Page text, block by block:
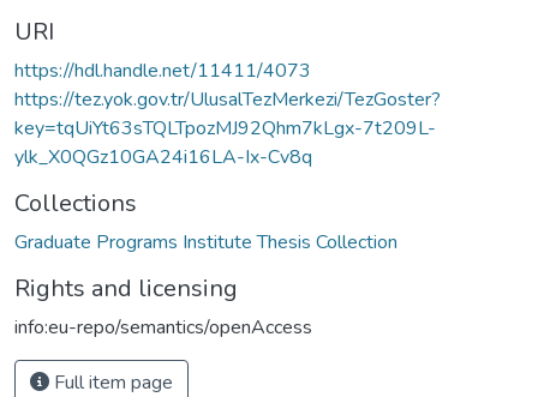
URI
https://hdl.handle.net/11411/4073
https://tez.yok.gov.tr/UlusalTezMerkezi/TezGoster?
key=tqUiYt63sTQLTpozMJ92Qhm7kLgx-7t209L-
ylk_X0QGz10GA24i16LA-Ix-Cv8q
Collections
Graduate Programs Institute Thesis Collection
Rights and licensing
info:eu-repo/semantics/openAccess
Full item page